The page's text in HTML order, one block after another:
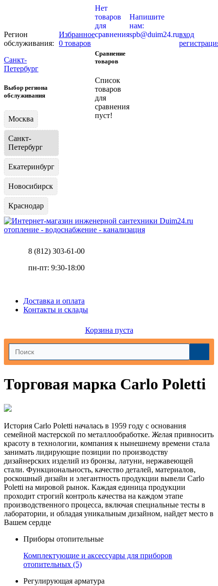
Регион
обслуживания:
Санкт-
Петербург
Выбор региона
обслуживания
Москва
Санкт-
Петербург
Екатеринбург
Новосибирск
Краснодар
Избранное
0 товаров
Нет
товаров
для
сравнения
Сравнение
товаров
Список
товаров
для
сравнения
пуст!
Напишите
нам:
spb@duim24.ruвход
отопление - водоснабжение - канализация
8 (812) 303-61-00
пн-пт: 9:30-18:00
Доставка и оплата
Контакты и склады
Корзина пуста
Торговая марка Carlo Poletti
История Carlo Poletti началась в 1959 году с основания
семейной мастерской по металлообработке. Желая привносить
красоту в технологии, компания к нынешнему времени стала
занимать лидирующие позиции по производству
дизайнерских изделий из бронзы, латуни, нержавеющей
стали. Функциональность, качество деталей, материалов,
роскошный дизайн и элегантность продукции вывели Carlo
Poletti на мировой рынок. Каждая единица продукции
проходит строгий контроль качества на каждом этапе
производственного процесса, включая специальные тесты в
лаборатории, и обладая уникальным дизайном, найдет место в
Вашем сердце
Приборы отопительные
Комплектующие и аксессуары для приборов
отопительных (5)
Регулирующая арматура